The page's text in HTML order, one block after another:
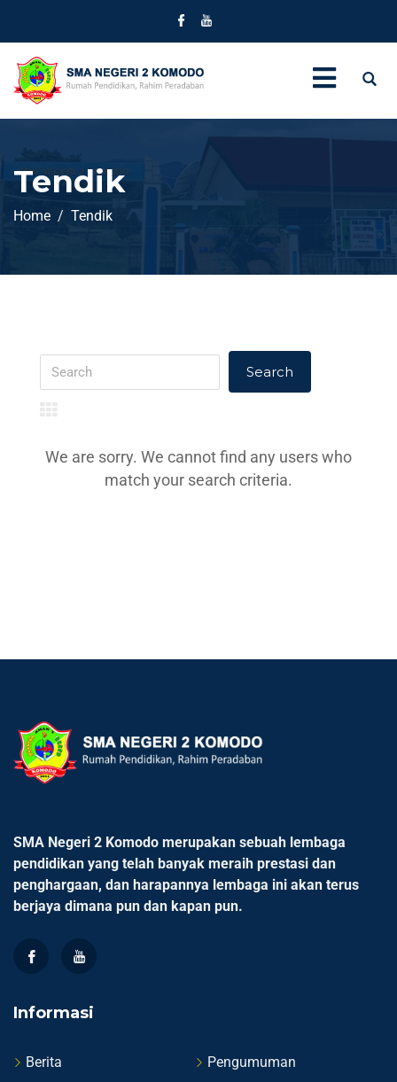
Tendik
Home Tendik
We are sorry. We cannot find any users who
match your search criteria.
SMA Negeri 2 Komodo merupakan sebuah lembaga
pendidikan yang telah banyak meraih prestasi dan
penghargaan, dan harapannya lembaga ini akan terus
berjaya dimana pun dan kapan pun.
Informasi
Berita
Pengumuman